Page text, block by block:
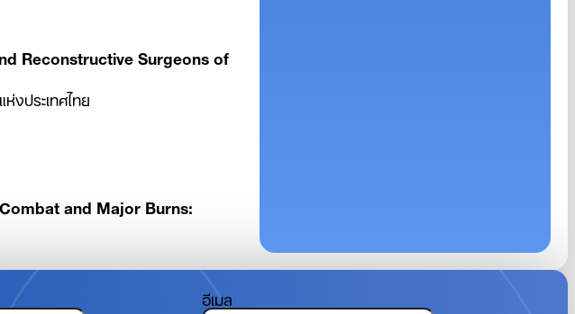
Reconstructive Surgeons of
ประเทศไทย
and Major Burns:
อีเมล